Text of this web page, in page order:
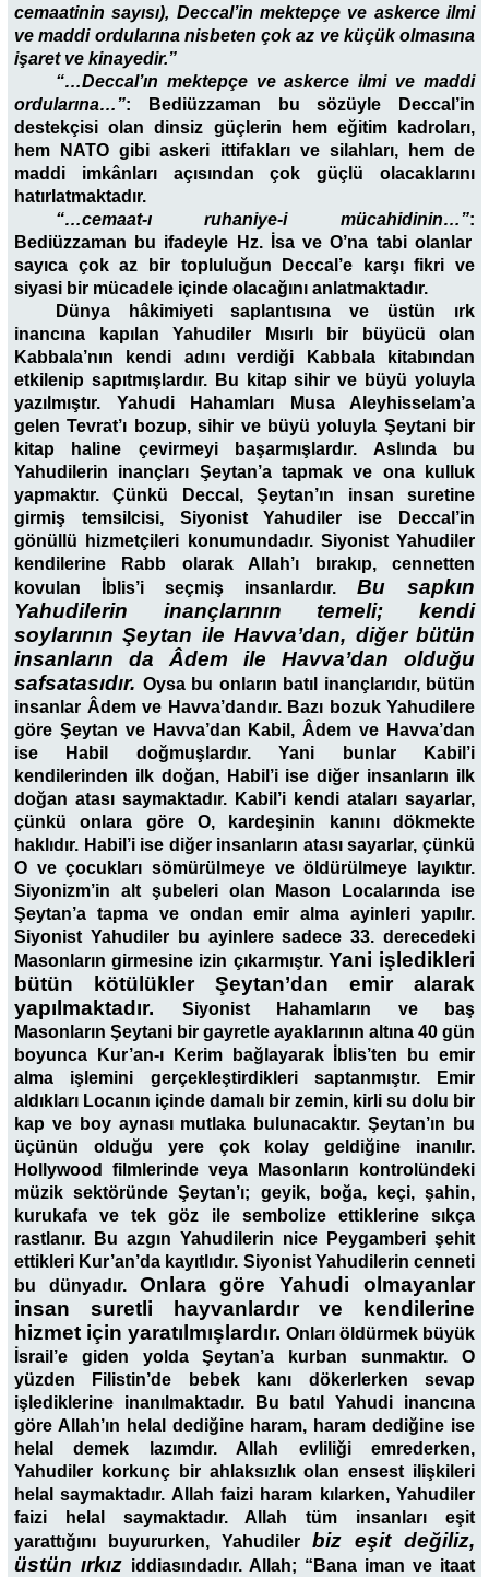
cemaatinin sayısı), Deccal’in mektepçe ve askerce ilmi
ve maddi ordularına nisbeten çok az ve küçük olmasına
işaret ve kinayedir.”
“…Deccal’ın mektepçe ve askerce ilmi ve maddi
ordularına…”:
Bediüzzaman bu sözüyle Deccal’in
destekçisi olan dinsiz güçlerin hem eğitim kadroları,
hem NATO gibi askeri ittifakları ve silahları, hem de
maddi imkânları açısından çok güçlü olacaklarını
hatırlatmaktadır.
“…cemaat-ı ruhaniye-i mücahidinin…”:
Bediüzzaman bu ifadeyle Hz. İsa ve O’na tabi olanlar
sayıca çok az bir topluluğun Deccal’e karşı fikri ve
siyasi bir mücadele içinde olacağını anlatmaktadır.
Dünya hâkimiyeti saplantısına ve üstün ırk
inancına kapılan Yahudiler Mısırlı bir büyücü olan
Kabbala’nın kendi adını verdiği Kabbala kitabından
etkilenip sapıtmışlardır. Bu kitap sihir ve büyü yoluyla
yazılmıştır. Yahudi Hahamları Musa Aleyhisselam’a
gelen Tevrat’ı bozup, sihir ve büyü yoluyla Şeytani bir
kitap haline çevirmeyi başarmışlardır. Aslında bu
Yahudilerin inançları Şeytan’a tapmak ve ona kulluk
yapmaktır. Çünkü Deccal, Şeytan’ın insan suretine
girmiş temsilcisi, Siyonist Yahudiler ise Deccal’in
gönüllü hizmetçileri konumundadır. Siyonist Yahudiler
kendilerine Rabb olarak Allah’ı bırakıp, cennetten
kovulan İblis’i seçmiş insanlardır. Bu sapkın
Yahudilerin inançlarının temeli; kendi
soylarının Şeytan ile Havva’dan, diğer bütün
insanların da Âdem ile Havva’dan olduğu
safsatasıdır. Oysa bu onların batıl inançlarıdır, bütün
insanlar Âdem ve Havva’dandır. Bazı bozuk Yahudilere
göre Şeytan ve Havva’dan Kabil, Âdem ve Havva’dan
ise Habil doğmuşlardır. Yani bunlar Kabil’i
kendilerinden ilk doğan, Habil’i ise diğer insanların ilk
doğan atası saymaktadır. Kabil’i kendi ataları sayarlar,
çünkü onlara göre O, kardeşinin kanını dökmekte
haklıdır. Habil’i ise diğer insanların atası sayarlar, çünkü
O ve çocukları sömürülmeye ve öldürülmeye layıktır.
Siyonizm’in alt şubeleri olan Mason Localarında ise
Şeytan’a tapma ve ondan emir alma ayinleri yapılır.
Siyonist Yahudiler bu ayinlere sadece 33. derecedeki
Masonların girmesine izin çıkarmıştır. Yani işledikleri
bütün kötülükler Şeytan’dan emir alarak
yapılmaktadır.
Siyonist Hahamların ve baş
Masonların Şeytani bir gayretle ayaklarının altına 40 gün
boyunca Kur’an-ı Kerim bağlayarak İblis’ten bu emir
alma işlemini gerçekleştirdikleri saptanmıştır. Emir
aldıkları Locanın içinde damalı bir zemin, kirli su dolu bir
kap ve boy aynası mutlaka bulunacaktır. Şeytan’ın bu
üçünün olduğu yere çok kolay geldiğine inanılır.
Hollywood filmlerinde veya Masonların kontrolündeki
müzik sektöründe Şeytan’ı; geyik, boğa, keçi, şahin,
kurukafa ve tek göz ile sembolize ettiklerine sıkça
rastlanır. Bu azgın Yahudilerin nice Peygamberi şehit
ettikleri Kur’an’da kayıtlıdır. Siyonist Yahudilerin cenneti
bu dünyadır. Onlara göre Yahudi olmayanlar
insan suretli hayvanlardır ve kendilerine
hizmet için yaratılmışlardır. Onları öldürmek büyük
İsrail’e giden yolda Şeytan’a kurban sunmaktır. O
yüzden Filistin’de bebek kanı dökerlerken sevap
işlediklerine inanılmaktadır. Bu batıl Yahudi inancına
göre Allah’ın helal dediğine haram, haram dediğine ise
helal demek lazımdır. Allah evliliği emrederken,
Yahudiler korkunç bir ahlaksızlık olan ensest ilişkileri
helal saymaktadır. Allah faizi haram kılarken, Yahudiler
faizi helal saymaktadır. Allah tüm insanları eşit
yarattığını buyururken, Yahudiler biz eşit değiliz,
üstün ırkız iddiasındadır. Allah; “Bana iman ve itaat